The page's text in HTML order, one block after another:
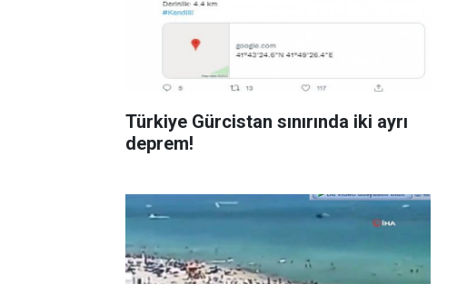
Türkiye Gürcistan sınırında iki ayrı
deprem!